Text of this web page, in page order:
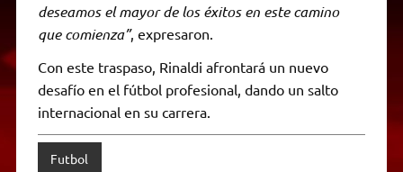
deseamos el mayor de los éxitos en este camino
que comienza”, expresaron.
Con este traspaso, Rinaldi afrontará un nuevo
desafío en el fútbol profesional, dando un salto
internacional en su carrera.
Futbol